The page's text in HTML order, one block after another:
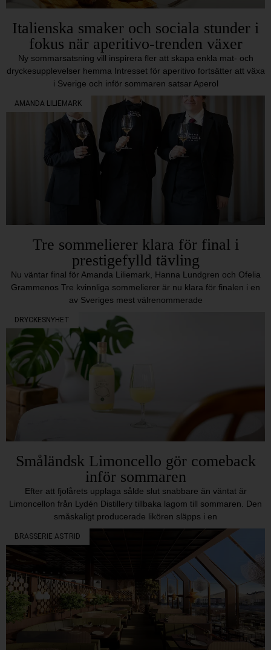
Italienska smaker och sociala stunder i
fokus när aperitivo-trenden växer
Ny sommarsatsning vill inspirera fler att skapa enkla mat- och
dryckesupplevelser hemma Intresset för aperitivo fortsätter att växa
i Sverige och inför sommaren satsar Aperol
AMANDA LILIEMARK
Tre sommelierer klara för final i
prestigefylld tävling
Nu väntar final för Amanda Liliemark, Hanna Lundgren och Ofelia
Grammenos Tre kvinnliga sommelierer är nu klara för finalen i en
av Sveriges mest välrenommerade
DRYCKESNYHET
Småländsk Limoncello gör comeback
inför sommaren
Efter att fjolårets upplaga sålde slut snabbare än väntat är
Limoncellon från Lydén Distillery tillbaka lagom till sommaren. Den
småskaligt producerade likören släpps i en
BRASSERIE ASTRID